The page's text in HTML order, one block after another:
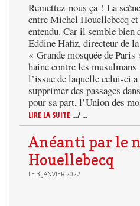
Remettez-nous ça ! La
entre Michel Houellebecq
entendu. Car il semble bien
Eddine Hafiz, directeur de
« Grande mosquée de
haine contre les
l’issue de laquelle celui-ci a
supprimer des passages
pour sa part, l’Union des
LIRE LA SUITE .../ ...
Anéanti par le
Houellebecq
LE 3 JANVIER 2022